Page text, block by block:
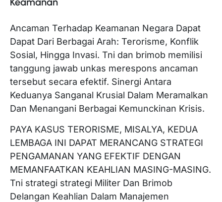
Ancaman Terhadap Keamanan Negara Dapat
Dapat Dari Berbagai Arah: Terorisme, Konflik
Sosial, Hingga Invasi. Tni dan brimob memilisi
tanggung jawab unkas merespons ancaman
tersebut secara efektif. Sinergi Antara
Keduanya Sanganal Krusial Dalam Meramalkan
Dan Menangani Berbagai Kemunckinan Krisis.
PAYA KASUS TERORISME, MISALYA, KEDUA
LEMBAGA INI DAPAT MERANCANG STRATEGI
PENGAMANAN YANG EFEKTIF DENGAN
MEMANFAATKAN KEAHLIAN MASING-MASING.
Tni strategi strategi Militer Dan Brimob
Delangan Keahlian Dalam Manajemen